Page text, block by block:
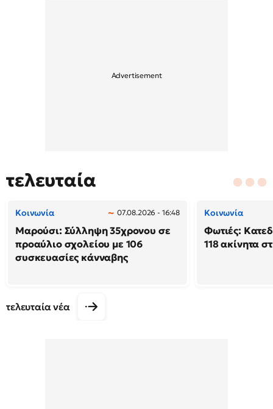
τελευταία
Κοινωνία 07.08.2026 - 16:48
Μαρούσι: Σύλληψη 35χρονου σε
προαύλιο σχολείου με 106
συσκευασίες κάνναβης
Κοινωνία
Φωτιές:
118 ακίνητα
τελευταία νέα